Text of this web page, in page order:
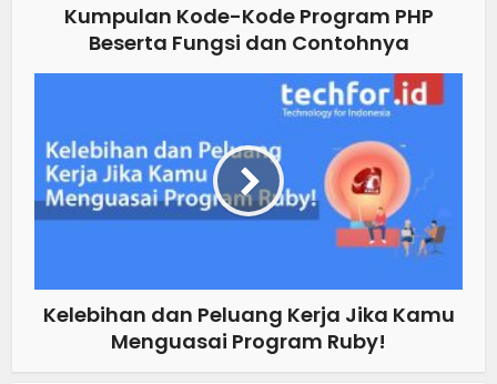
Kumpulan Kode-Kode Program PHP
Beserta Fungsi dan Contohnya
Kelebihan dan Peluang Kerja Jika Kamu
Menguasai Program Ruby!